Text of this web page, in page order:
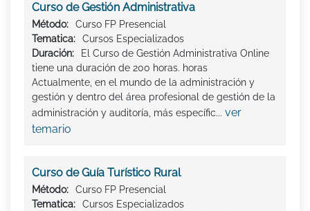
Curso de Gestión Administrativa
Método:
Curso FP Presencial
Tematica:
Cursos Especializados
Duración:
El Curso de Gestión Administrativa Online
tiene una duración de 200 horas. horas
Actualmente, en el mundo de la administración y
gestión y dentro del área profesional de gestión de la
administración y auditoría, más específic... ver
temario
Curso de Guía Turístico Rural
Método:
Curso FP Presencial
Tematica:
Cursos Especializados